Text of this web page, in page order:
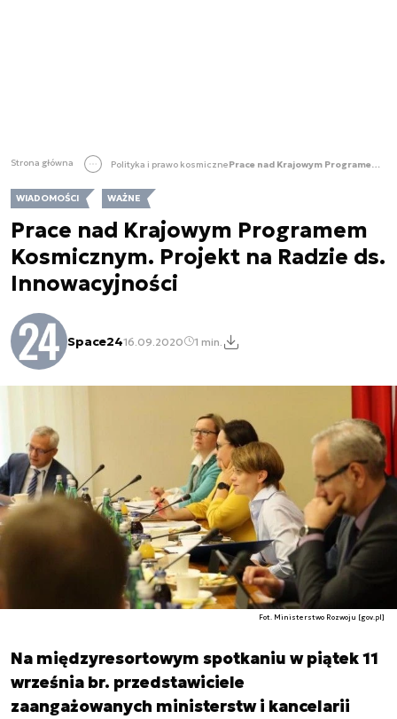
Strona główna Polityka i prawo kosmiczne Prace nad Krajowym Programem Kosmicznym. Projekt na Radzie ds. Innowacyjności
WIADOMOŚCI WAŻNE
Prace nad Krajowym Programem
Kosmicznym. Projekt na Radzie ds.
Innowacyjności
Space2416.09.2020 1 min.
Fot. Ministerstwo Rozwoju [gov.pl]
Na międzyresortowym spotkaniu w piątek 11
września br. przedstawiciele
zaangażowanych ministerstw i kancelarii